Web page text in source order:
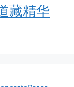
藏精华